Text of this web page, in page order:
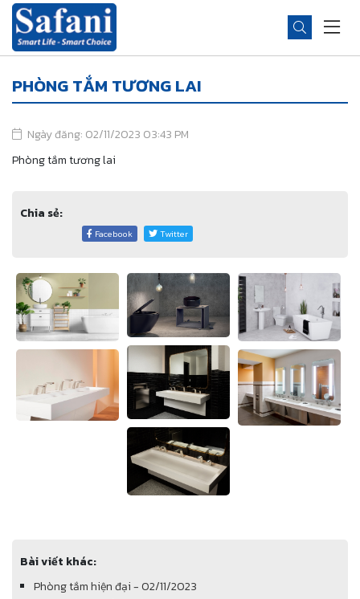
PHÒNG TẮM TƯƠNG LAI
Ngày đăng: 02/11/2023 03:43 PM
Phòng tắm tương lai
Chia sẻ:
Facebook Twitter
Bài viết khác:
Phòng tắm hiện đại - 02/11/2023